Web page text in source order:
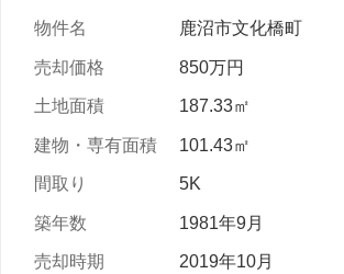
鹿沼市文化橋町
850万円
187.33㎡
101.43㎡
5K
1981年9月
2019年10月